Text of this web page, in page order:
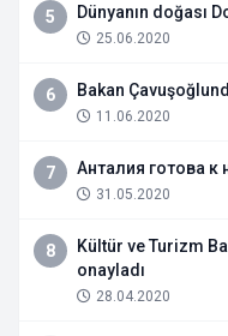
5 Dünyanın doğası
25.06.2020
6 Bakan
11.06.2020
7 Анталия готова к
31.05.2020
8
Kültür ve Turizm
onayladı
28.04.2020